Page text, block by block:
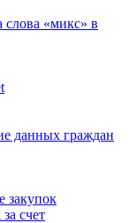
слова «микс» в
данных граждан
закупок
счет